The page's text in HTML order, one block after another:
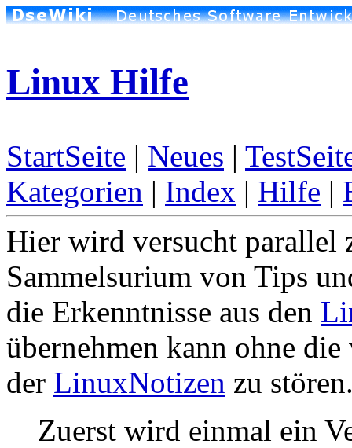
Linux Hilfe
StartSeite | Neues |
Kategorien | Index | Hilfe |
Hier wird versucht parallel
Sammelsurium von Tips
die Erkenntnisse aus den
übernehmen kann ohne
der LinuxNotizen zu
Zuerst wird einmal ein